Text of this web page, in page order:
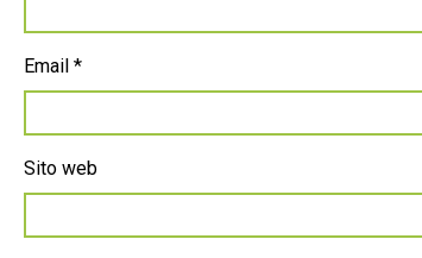
Email *
Sito web